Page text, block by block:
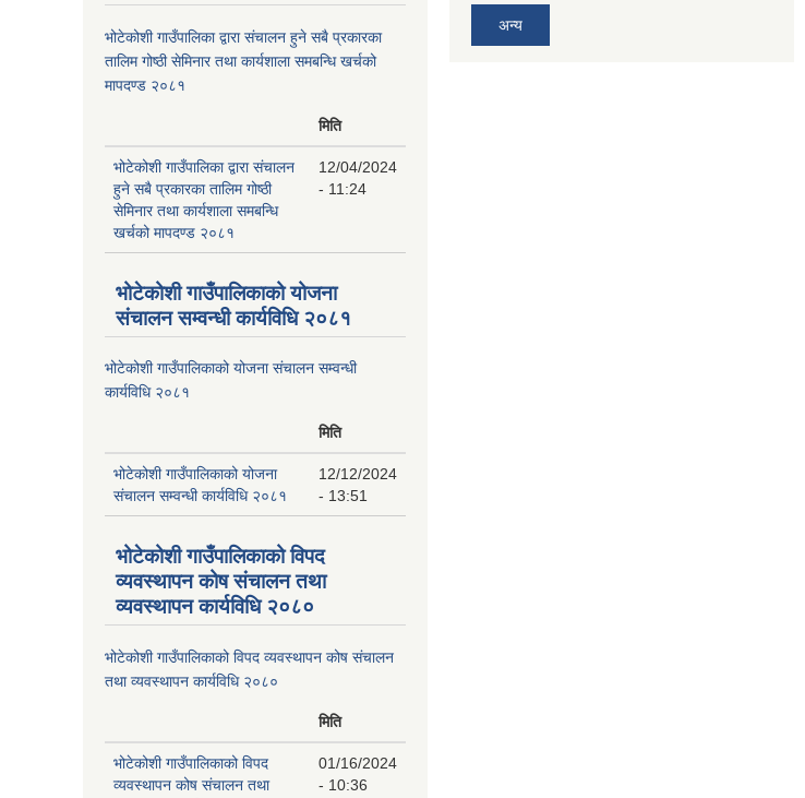
भोटेकोशी गाउँपालिका द्वारा संचालन हुने सबै प्रकारका
तालिम गोष्ठी सेमिनार तथा कार्यशाला समबन्धि खर्चको
मापदण्ड २०८१
मिति
भोटेकोशी गाउँपालिका द्वारा संचालन
हुने सबै प्रकारका तालिम गोष्ठी
सेमिनार तथा कार्यशाला समबन्धि
खर्चको मापदण्ड २०८१
12/04/2024
- 11:24
भोटेकोशी गाउँपालिकाको योजना
संचालन सम्वन्धी कार्यविधि २०८१
भोटेकोशी गाउँपालिकाको योजना संचालन सम्वन्धी
कार्यविधि २०८१
मिति
भोटेकोशी गाउँपालिकाको योजना
संचालन सम्वन्धी कार्यविधि २०८१
12/12/2024
- 13:51
भोटेकोशी गाउँपालिकाको विपद
व्यवस्थापन कोष संचालन तथा
व्यवस्थापन कार्यविधि २०८०
भोटेकोशी गाउँपालिकाको विपद व्यवस्थापन कोष संचालन
तथा व्यवस्थापन कार्यविधि २०८०
मिति
भोटेकोशी गाउँपालिकाको विपद
व्यवस्थापन कोष संचालन तथा
01/16/2024
- 10:36
अन्य